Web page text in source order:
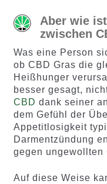
Aber wie
zwischen
Was eine Person
ob CBD Gras die
Heißhunger
besser gesagt,
CBD dank seiner
dem Gefühl der
Appetitlosigkeit
Darmentzündung
gegen ungewollten
Auf diese Weise